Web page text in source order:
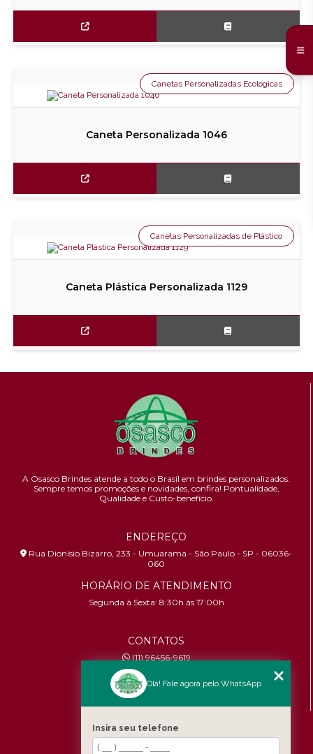
Caneta Personalizada 1046
Canetas Personalizadas Ecologicas
Caneta Plástica Personalizada 1129
Canetas Personalizadas de Plástico
A Osasco Brindes atende a todo o Brasil em brindes personalizados.
Sempre temos promoções e novidades, confira! Pontualidade,
Qualidade e Custo-benefício.
ENDEREÇO
Rua Dionísio Bizarro, 233 - Umuarama - São Paulo - SP - 06036-
060
HORÁRIO DE ATENDIMENTO
Segunda à Sexta: 8:30h às 17:00h
CONTATOS
(11) 96456-9619
contato@osascobrindes.com.br
CNPJ:26.434.153/0001-30
MENU
Olá! Fale agora pelo WhatsApp
Insira seu telefone